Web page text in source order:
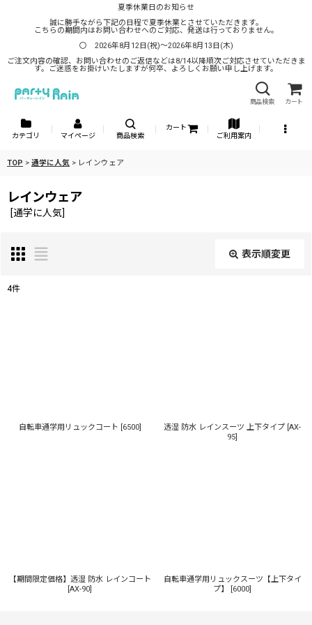
夏季休業日のお知らせ
誠に勝手ながら下記の日程で夏季休業とさせていただきます。
こちらの期間内はお問い合わせへのご対応、発送は行っておりません。
〇 2026年8月12日(祝)～2026年8月13日(木)
ご注文内容の確認、お問い合わせのご返信などは8/14以降順次ご対応させていただきま
す。ご迷惑をお掛けいたしますが何卒、よろしくお願い申し上げます。
商品検索 カート
カテゴリ マイページ 商品検索
カート
ご利用案内
TOP > 通学に人気 > レインウェア
レインウェア
[通学に人気]
表示順変更
4件
自転車通学用リュックコート [6500] 透湿 防水 レインスーツ 上下タイプ [AX-
95]
【期間限定価格】透湿 防水 レインコート
[AX-90]
自転車通学用リュックスーツ【上下タイ
プ】
[6000]